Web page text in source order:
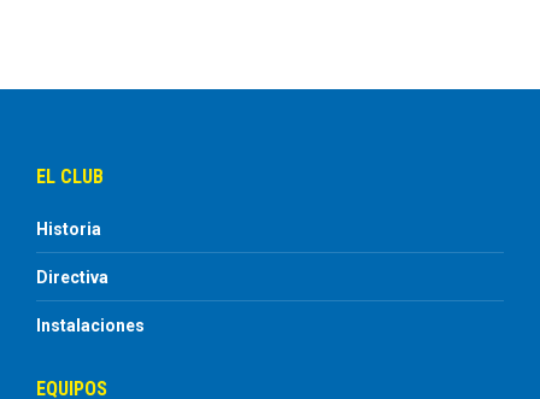
EL CLUB
Historia
Directiva
Instalaciones
EQUIPOS